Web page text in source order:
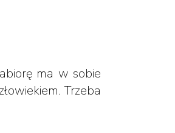
ma w sobie
Trzeba